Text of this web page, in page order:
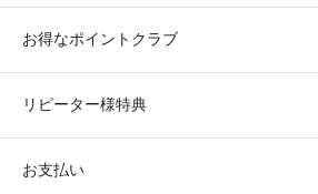
お得なポイントクラブ
リピーター様特典
お支払い